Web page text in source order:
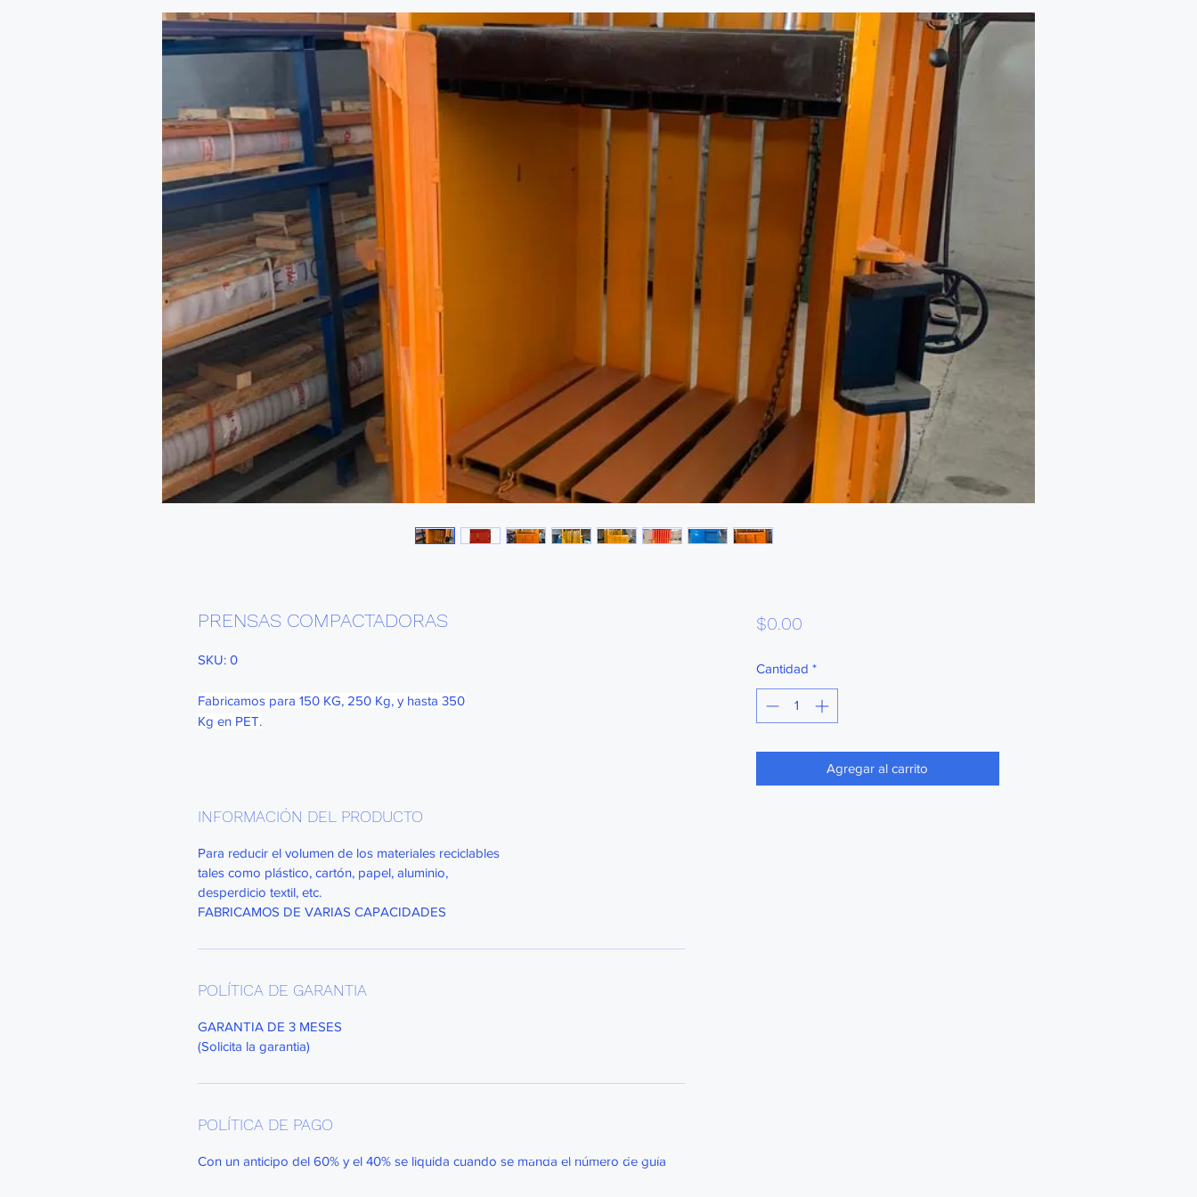
PRENSAS COMPACTADORAS
SKU: 0
Fabricamos para 150 KG, 250 Kg, y hasta 350
Kg en PET.
INFORMACIÓN DEL PRODUCTO
Para reducir el volumen de los materiales reciclables
tales como plástico, cartón, papel, aluminio,
desperdicio textil, etc.
FABRICAMOS DE VARIAS CAPACIDADES
POLÍTICA DE GARANTIA
GARANTIA DE 3 MESES
(Solicita la garantia)
POLÍTICA DE PAGO
Con un anticipo del 60% y el 40% se liquida cuando se manda el número de guía
$0.00Precio
Cantidad *
Agregar al carrito
Aguascalientes , Ags., México